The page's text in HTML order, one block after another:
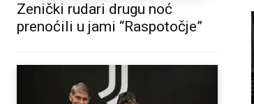
Zenički rudari drugu noć
prenoćili u jami “Raspotočje”